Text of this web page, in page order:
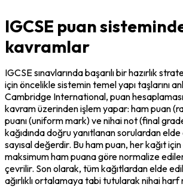
IGCSE puan
kavramlar
IGCSE sınavlarında başarılı bir hazırlık
için öncelikle sistemin temel yapı taşlarını
Cambridge International, puan
kavram üzerinden işlem yapar: ham puan
puanı (uniform mark) ve nihai not (final
kağıdında doğru yanıtlanan sorulardan
sayısal değerdir. Bu ham puan, her kağıt
maksimum ham puana göre normalize
çevrilir. Son olarak, tüm kağıtlardan elde
ağırlıklı ortalamaya tabi tutularak nihai harf